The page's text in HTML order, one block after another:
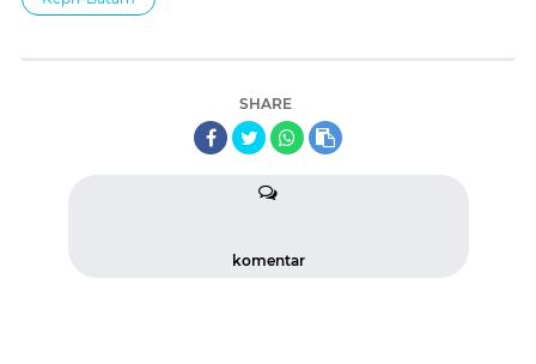
SHARE
komentar